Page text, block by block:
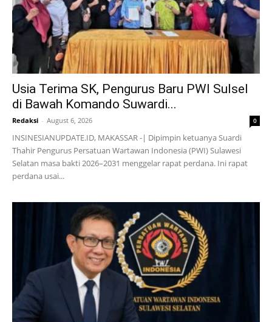
Usia Terima SK, Pengurus Baru PWI Sulsel
di Bawah Komando Suwardi...
Redaksi - August 6, 2026 0
INSINESIANUPDATE.ID, MAKASSAR -| Dipimpin ketuanya Suardi
Thahir Pengurus Persatuan Wartawan Indonesia (PWI) Sulawesi
Selatan masa bakti 2026–2031 menggelar rapat perdana. Ini rapat
perdana usai...